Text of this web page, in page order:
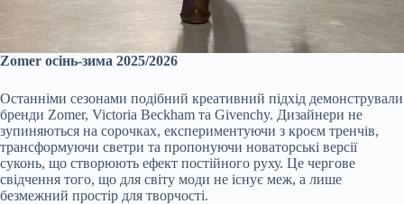
Zomer осінь-зима 2025/2026
Останніми сезонами подібний креативний підхід демонстрували
бренди Zomer, Victoria Beckham та Givenchy. Дизайнери не
зупиняються на сорочках, експериментуючи з кроєм тренчів,
трансформуючи светри та пропонуючи новаторські версії
суконь, що створюють ефект постійного руху. Це чергове
свідчення того, що для світу моди не існує меж, а лише
безмежний простір для творчості.